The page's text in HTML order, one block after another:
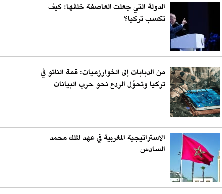
الدولة التي جعلت العاصفة خلفها: كيف
تكسب تركيا؟
من الدبابات إلى الخوارزميات: قمة الناتو في
تركيا وتحوّل الردع نحو حرب البيانات
الاستراتيجية المغربية في عهد الملك محمد
السادس